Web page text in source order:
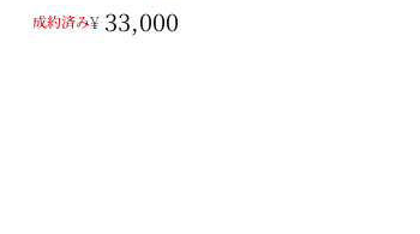
成約済み¥ 33,000